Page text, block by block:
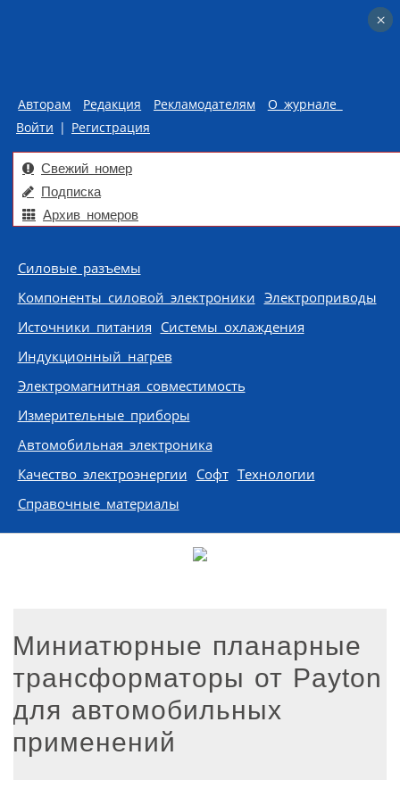
Авторам Редакция Рекламодателям
О журнале
Войти | Регистрация
Свежий номер
Подписка
Архив номеров
Skip to content
Силовые разъемы
Компоненты силовой электроники Электроприводы
Источники питания Системы охлаждения
Индукционный нагрев
Электромагнитная совместимость
Измерительные приборы
Автомобильная электроника
Качество электроэнергии Софт Технологии
Справочные материалы
Миниатюрные планарные
трансформаторы от Payton
для автомобильных
применений
×
×